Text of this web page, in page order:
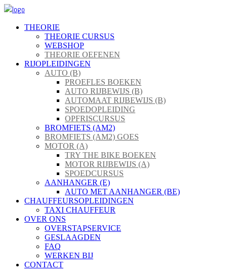
THEORIE
THEORIE CURSUS
WEBSHOP
THEORIE OEFENEN
RIJOPLEIDINGEN
AUTO (B)
PROEFLES BOEKEN
AUTO RIJBEWIJS (B)
AUTOMAAT RIJBEWIJS (B)
SPOEDOPLEIDING
OPFRISCURSUS
BROMFIETS (AM2)
BROMFIETS (AM2) GOES
MOTOR (A)
TRY THE BIKE BOEKEN
MOTOR RIJBEWIJS (A)
SPOEDCURSUS
AANHANGER (E)
AUTO MET AANHANGER (BE)
CHAUFFEURSOPLEIDINGEN
TAXI CHAUFFEUR
OVER ONS
OVERSTAPSERVICE
GESLAAGDEN
FAQ
WERKEN BIJ
CONTACT